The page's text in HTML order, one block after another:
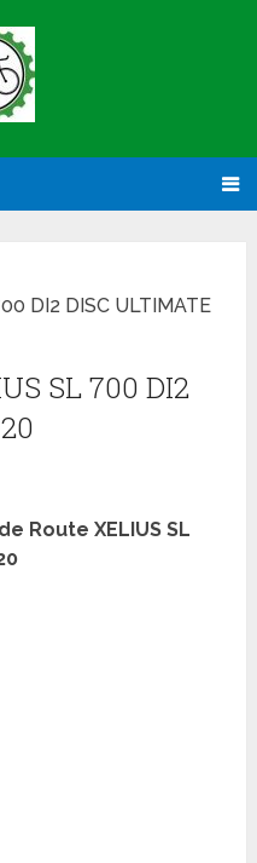
DI2 DISC ULTIMATE
SL 700 DI2
Route XELIUS SL